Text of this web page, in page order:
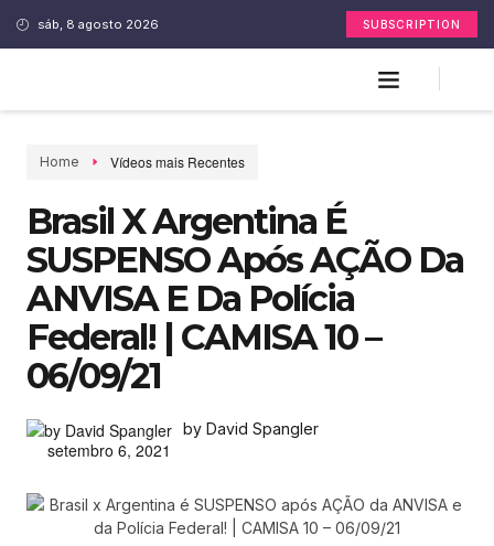
sáb, 8 agosto 2026 SUBSCRIPTION
Home Vídeos mais Recentes
Brasil X Argentina É
SUSPENSO Após AÇÃO Da
ANVISA E Da Polícia
Federal! | CAMISA 10 –
06/09/21
by David Spangler
setembro 6, 2021